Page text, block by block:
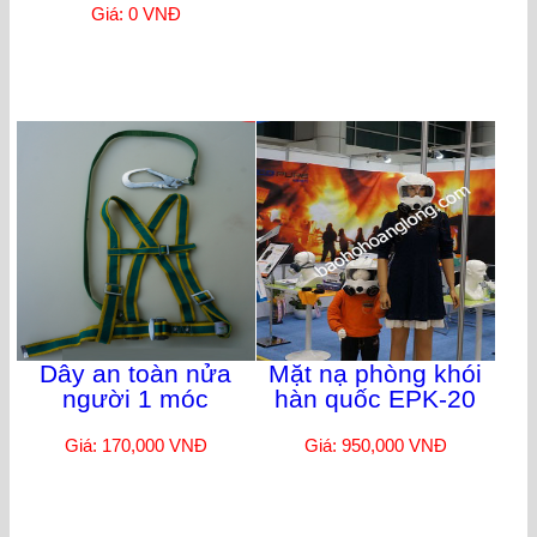
Giá: 0 VNĐ
Dây an toàn nửa
người 1 móc
Giá: 170,000 VNĐ
Mặt nạ phòng khói
hàn quốc EPK-20
Giá: 950,000 VNĐ